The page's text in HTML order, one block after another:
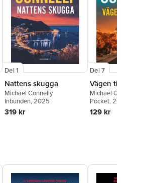
Del 1
Nattens skugga
Michael Connelly
Inbunden, 2025
319 kr
Del 7
Vägen till
Michael Connelly
Pocket, 2025
129 kr